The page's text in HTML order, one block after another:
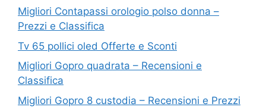
Migliori Contapassi orologio polso donna –
Prezzi e Classifica
Tv 65 pollici oled Offerte e Sconti
Migliori Gopro quadrata – Recensioni e
Classifica
Migliori Gopro 8 custodia – Recensioni e Prezzi